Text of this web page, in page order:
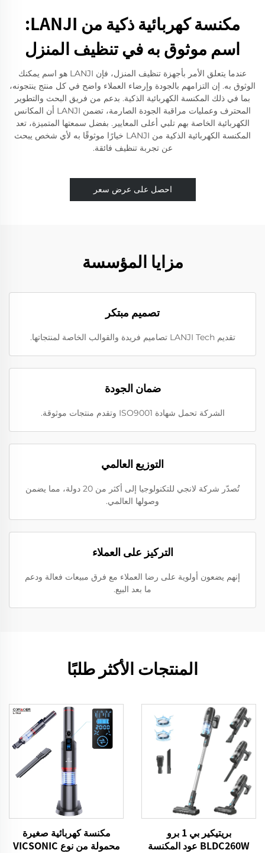
مكنسة كهربائية ذكية من LANJI:
اسم موثوق به في تنظيف المنزل
عندما يتعلق الأمر بأجهزة تنظيف المنزل، فإن LANJI هو اسم يمكنك
الوثوق به. إن التزامهم بالجودة وإرضاء العملاء واضح في كل منتج ينتجونه،
بما في ذلك المكنسة الكهربائية الذكية. بدعم من فريق البحث والتطوير
المحترف وعمليات مراقبة الجودة الصارمة، تضمن LANJI أن المكانس
الكهربائية الخاصة بهم تلبي أعلى المعايير. بفضل سمعتها المتميزة، تعد
المكنسة الكهربائية الذكية من LANJI خيارًا موثوقًا به لأي شخص يبحث
عن تجربة تنظيف فائقة.
احصل على عرض سعر
مزايا المؤسسة
تصميم مبتكر
تقديم LANJI Tech تصاميم فريدة والقوالب الخاصة لمنتجاتها.
ضمان الجودة
الشركة تحمل شهادة ISO9001 وتقدم منتجات موثوقة.
التوزيع العالمي
تُصدّر شركة لانجي للتكنولوجيا إلى أكثر من 20 دولة، مما يضمن
وصولها العالمي.
التركيز على العملاء
إنهم يضعون أولوية على رضا العملاء مع فرق مبيعات فعالة ودعم
ما بعد البيع.
المنتجات الأكثر طلبًا
بريتيكير بي 1 برو
BLDC260W عود المكنسة
مكنسة كهربائية صغيرة
محمولة من نوع VICSONIC